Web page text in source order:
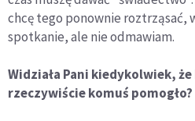
chcę tego ponownie roztrząsać,
spotkanie, ale nie odmawiam.
Widziała Pani kiedykolwiek,
rzeczywiście komuś pomogło?